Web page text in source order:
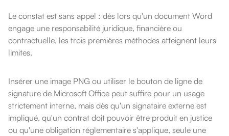
Le constat est sans appel : dès lors qu'un document Word
engage une responsabilité juridique, financière ou
contractuelle, les trois premières méthodes atteignent leurs
limites.
Insérer une image PNG ou utiliser le bouton de ligne de
signature de Microsoft Office peut suffire pour un usage
strictement interne, mais dès qu'un signataire externe est
impliqué, qu'un contrat doit pouvoir être produit en justice
ou qu'une obligation réglementaire s'applique, seule une